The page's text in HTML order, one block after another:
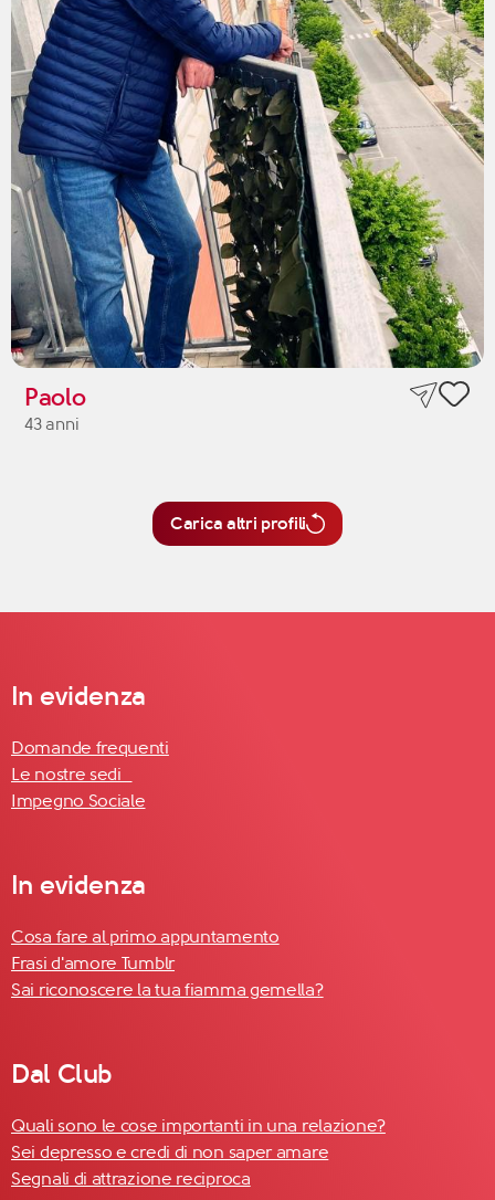
Paolo
43 anni
Carica altri profili
In evidenza
Domande frequenti
Le nostre sedi
Impegno Sociale
In evidenza
Cosa fare al primo appuntamento
Frasi d'amore Tumblr
Sai riconoscere la tua fiamma gemella?
Dal Club
Quali sono le cose importanti in una relazione?
Sei depresso e credi di non saper amare
Segnali di attrazione reciproca